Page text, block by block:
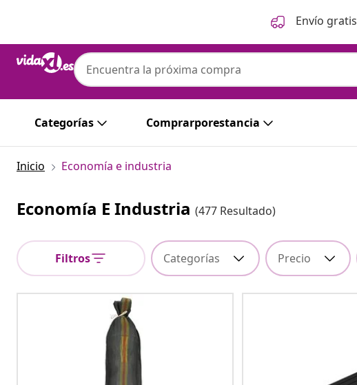
Envío
Categorías Comprarporestancia
Inicio Economía e industria
Economía E Industria (477 Resultado)
Filtros Categorías Precio